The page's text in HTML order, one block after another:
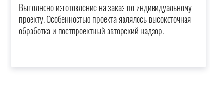
Выполнено изготовление на заказ по индивидуальному
проекту. Особенностью проекта являлось высокоточная
обработка и постпроектный авторский надзор.